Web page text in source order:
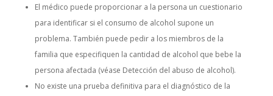
El médico puede proporcionar a la persona un cuestionario
para identificar si el consumo de alcohol supone un
problema. También puede pedir a los miembros de la
familia que especifiquen la cantidad de alcohol que bebe la
persona afectada (véase Detección del abuso de alcohol).
No existe una prueba definitiva para el diagnóstico de la